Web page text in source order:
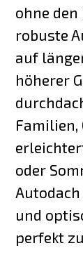
ohne
robuste
auf
höherer
oder
und
perfekt